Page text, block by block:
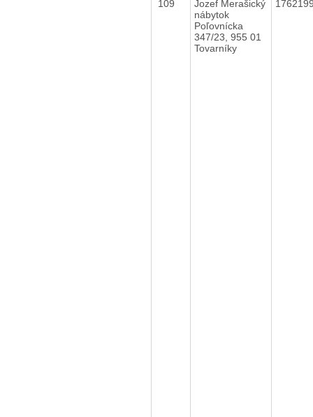
109
Jozef Merašický
nábytok
Poľovnícka
347/23, 955 01
Tovarníky